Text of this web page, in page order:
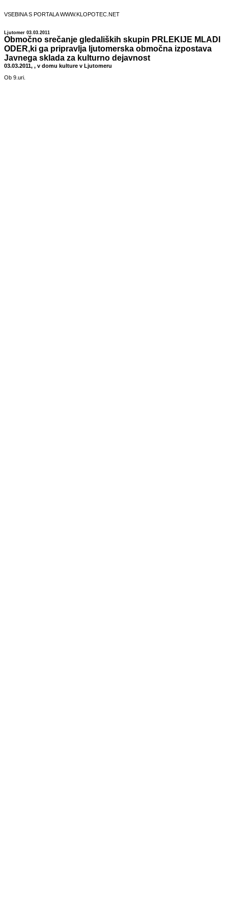
VSEBINA S PORTALA WWW.KLOPOTEC.NET
Ljutomer 03.03.2011
Območno srečanje gledaliških skupin PRLEKIJE MLADI
ODER,ki ga pripravlja ljutomerska območna izpostava
Javnega sklada za kulturno dejavnost
03.03.2011, , v domu kulture v Ljutomeru
Ob 9.uri.